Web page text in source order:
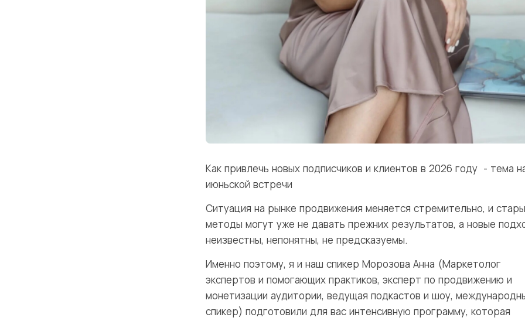
Как привлечь новых подписчиков и клиентов в 2026 году - тема
июньской встречи
Ситуация на рынке продвижения меняется стремительно, и
методы могут уже не давать прежних результатов, а новые
неизвестны, непонятны, не предсказуемы.
Именно поэтому, я и наш спикер Морозова Анна (Маркетолог
экспертов и помогающих практиков, эксперт по продвижению и
монетизации аудитории, ведущая подкастов и шоу,
спикер) подготовили для вас интенсивную программу, которая